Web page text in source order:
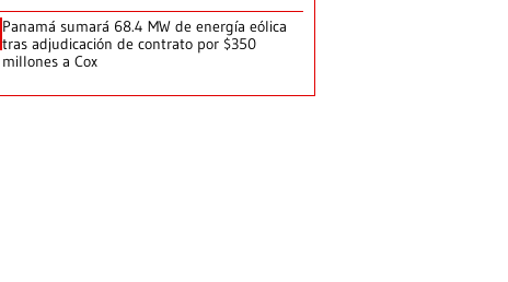
Panamá sumará 68.4 MW de energía eólica
tras adjudicación de contrato por $350
millones a Cox